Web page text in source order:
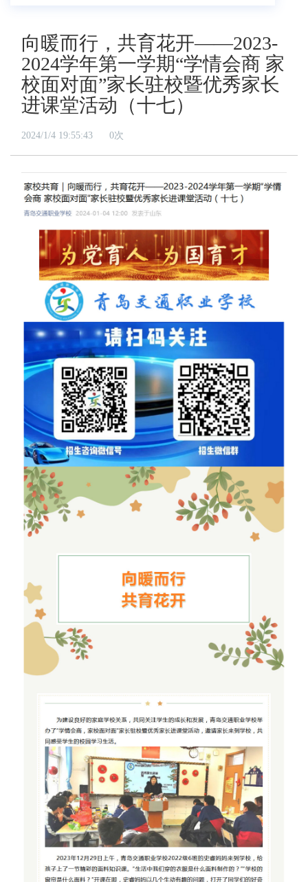
向暖而行，共育花开——2023-
2024学年第一学期“学情会商 家
校面对面”家长驻校暨优秀家长
进课堂活动（十七）
2024/1/4 19:55:43 0次